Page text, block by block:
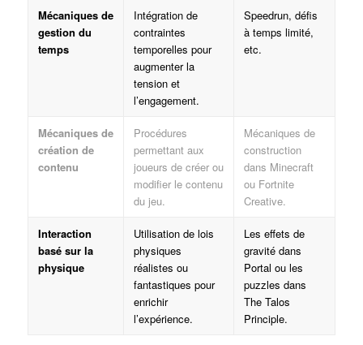
Mécaniques de
gestion du
temps
Intégration de
contraintes
temporelles pour
augmenter la
tension et
l’engagement.
Speedrun, défis
à temps limité,
etc.
Mécaniques de
création de
contenu
Procédures
permettant aux
joueurs de créer ou
modifier le contenu
du jeu.
Mécaniques de
construction
dans Minecraft
ou Fortnite
Creative.
Interaction
basé sur la
physique
Utilisation de lois
physiques
réalistes ou
fantastiques pour
enrichir
l’expérience.
Les effets de
gravité dans
Portal ou les
puzzles dans
The Talos
Principle.